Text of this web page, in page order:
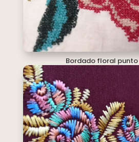
Bordado floral punto